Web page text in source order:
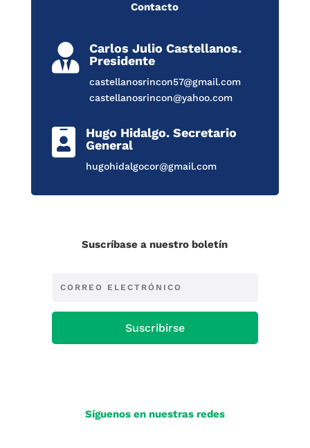
Contacto

Carlos Julio Castellanos.
Presidente
castellanosrincon57@gmail.com
castellanosrincon@yahoo.com

Hugo Hidalgo. Secretario
General
hugohidalgocor@gmail.com
Suscríbase a nuestro boletín
Suscribirse
Síguenos en nuestras redes